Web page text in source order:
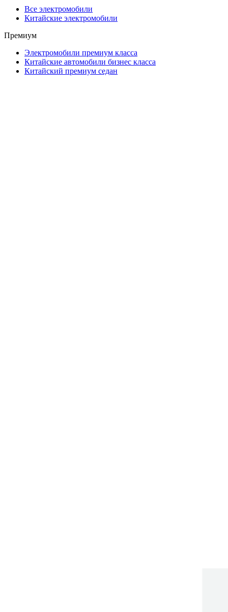
Все электромобили
Китайские электромобили
Премиум
Электромобили премиум класса
Китайские автомобили бизнес класса
Китайский премиум седан